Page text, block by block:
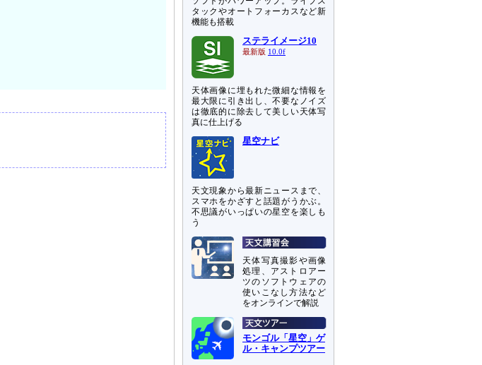
タックやオートフォーカスなど新
機能も搭載
ステライメージ10
最新版 10.0f
天体画像に埋もれた微細な情報を
最大限に引き出し、不要なノイズ
は徹底的に除去して美しい天体写
真に仕上げる
星空ナビ
天文現象から最新ニュースまで、
スマホをかざすと話題がうかぶ。
不思議がいっぱいの星空を楽しも
う
天体写真撮影や画像
処理、アストロアー
ツのソフトウェアの
使いこなし方法など
をオンラインで解説
モンゴル「星空」ゲ
ル・キャンプツアー